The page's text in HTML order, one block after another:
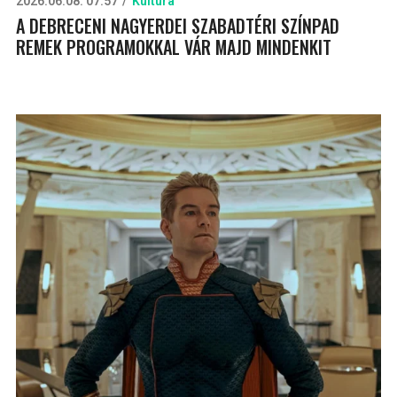
A DEBRECENI NAGYERDEI SZABADTÉRI SZÍNPAD
REMEK PROGRAMOKKAL VÁR MAJD MINDENKIT